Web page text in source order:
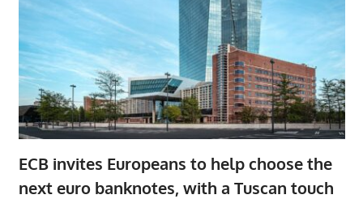
ECB invites Europeans to help choose the
next euro banknotes, with a Tuscan touch